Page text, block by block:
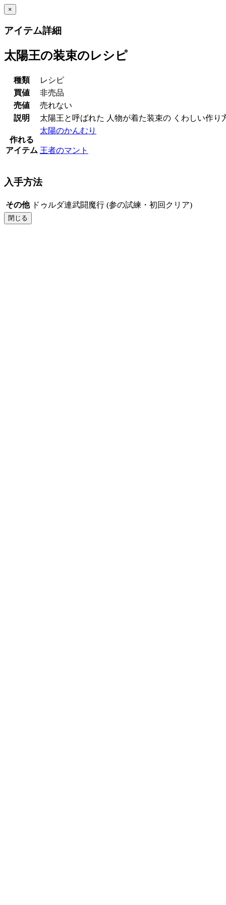
×
アイテム詳細
太陽王の装束のレシピ
種類
レシピ
買値
非売品
売値
売れない
説明
太陽王と呼ばれた 人物が着た装束の くわしい作り
作れる
アイテム
太陽のかんむり
王者のマント
入手方法
その他 ドゥルダ連武闘魔行 (参の試練・初回クリア)
閉じる